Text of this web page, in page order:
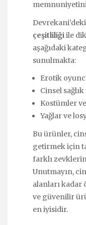
çeşitliliğiile
aşağıdaki
sunulmakta:
Erotik
Cinsel
Kostümler
Yağlar ve
Bu ürünler,
getirmek için
farklı
Unutmayın,
alanları kadar
ve güvenilir
en iyisidir.